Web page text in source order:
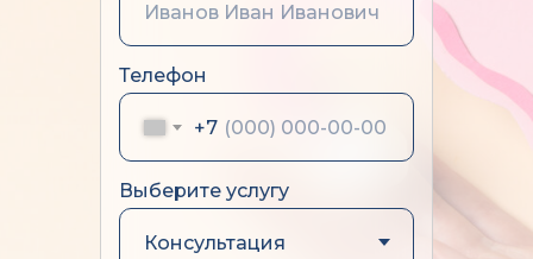
Телефон
+7
Выберите услугу